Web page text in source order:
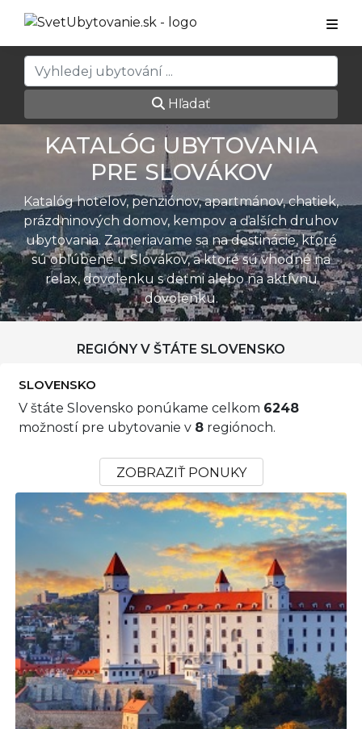
Hľadať
KATALÓG UBYTOVANIA
PRE SLOVÁKOV
Katalóg hotelov, penziónov, apartmánov, chatiek,
prázdninových domov, kempov a ďalších druhov
ubytovania. Zameriavame sa na destinácie, ktoré
sú obľúbené u Slovákov, a ktoré sú vhodné na
relax, dovolenku s deťmi alebo na aktívnu
dovolenku.
REGIÓNY V ŠTÁTE SLOVENSKO
SLOVENSKO
V štáte Slovensko ponúkame celkom 6248
možností pre ubytovanie v 8 regiónoch.
ZOBRAZIŤ PONUKY